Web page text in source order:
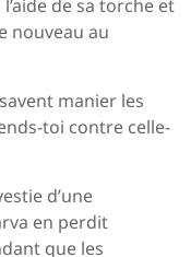
de sa torche et
nouveau au
manier les
toi contre celle-
d’une
en perdit
que les